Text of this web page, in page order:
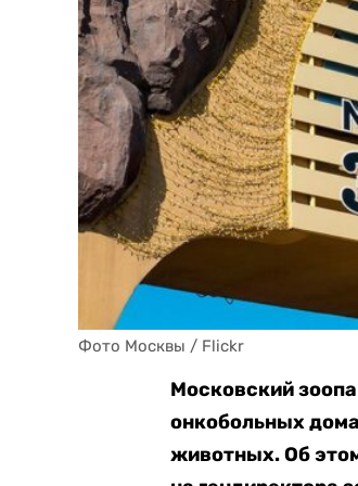
Фото Москвы / Flickr
Московский
онкобольных
животных. Об